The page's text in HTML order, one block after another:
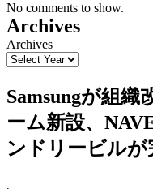
No comments to show.
Archives
Archives
Samsungが組織
ーム新設、
ンドリービルが
.